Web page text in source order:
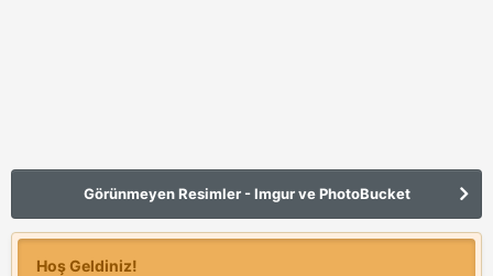
Görünmeyen Resimler - Imgur ve PhotoBucket
Hoş Geldiniz!